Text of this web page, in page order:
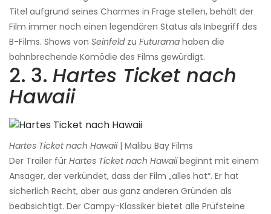
Titel aufgrund seines Charmes in Frage stellen, behält der
Film immer noch einen legendären Status als Inbegriff des
B-Films. Shows von Seinfeldzu Futurama haben die
bahnbrechende Komödie des Films gewürdigt.
2. 3. Hartes Ticket nach
Hawaii
Hartes Ticket nach Hawaii| Malibu Bay Films
Der Trailer für Hartes Ticket nach Hawaiibeginnt mit einem
Ansager, der verkündet, dass der Film „alles hat“. Er hat
sicherlich Recht, aber aus ganz anderen Gründen als
beabsichtigt. Der Campy-Klassiker bietet alle Prüfsteine ​​